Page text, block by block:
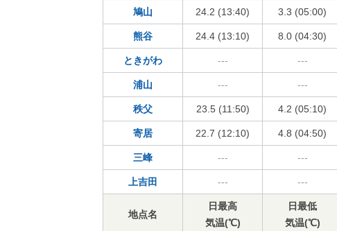
鳩山 24.2 (13:40) 3.3 (05:00)
熊谷 24.4 (13:10) 8.0 (04:30)
ときがわ --- ---
浦山 --- ---
秩父 23.5 (11:50) 4.2 (05:10)
寄居 22.7 (12:10) 4.8 (04:50)
三峰 --- ---
上吉田 --- ---
地点名
日最高
気温(℃)
日最低
気温(℃)